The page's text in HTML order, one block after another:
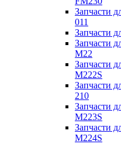
Запчасти
011
Запчасти
Запчасти
M22
Запчасти
M222S
Запчасти
210
Запчасти
M223S
Запчасти
M224S